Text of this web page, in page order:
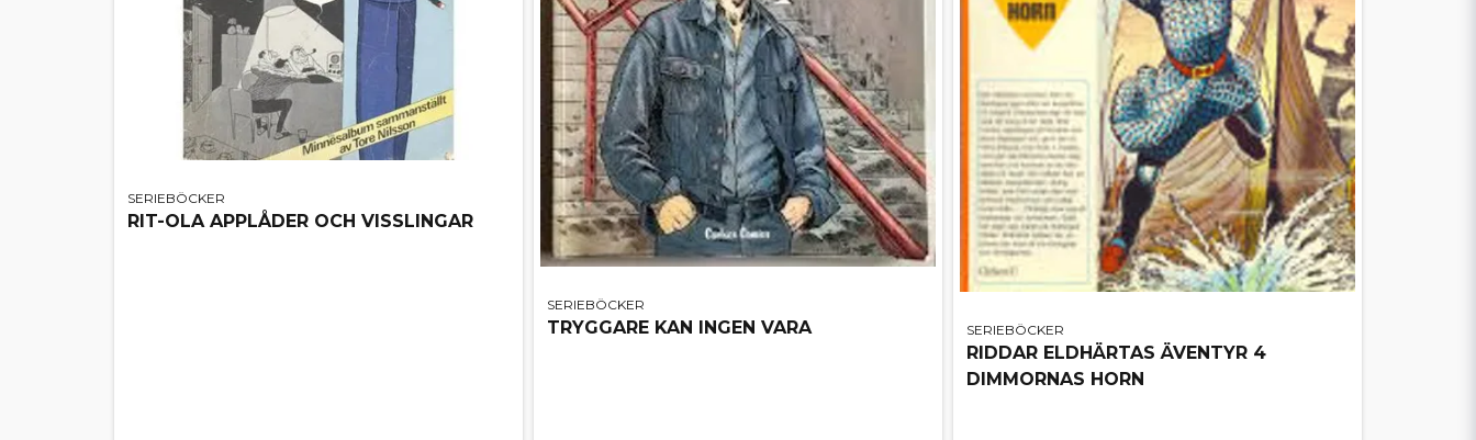
SERIEBÖCKER
RIT-OLA APPLÅDER OCH VISSLINGAR
SERIEBÖCKER
TRYGGARE KAN INGEN VARA SERIEBÖCKER
RIDDAR ELDHÄRTAS ÄVENTYR 4
DIMMORNAS HORN